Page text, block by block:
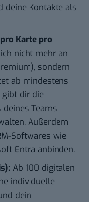
deine Kontakte als
Karte pro
nicht mehr an
sondern
ab mindestens
dir die
deines Teams
Außerdem
Softwares wie
Entra anbinden.
Ab 100 digitalen
individuelle
dein